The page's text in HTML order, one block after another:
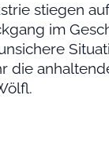
stiegen
im
die